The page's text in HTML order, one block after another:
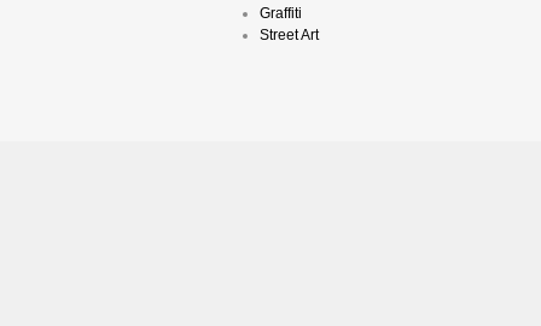
Graffiti
Street Art